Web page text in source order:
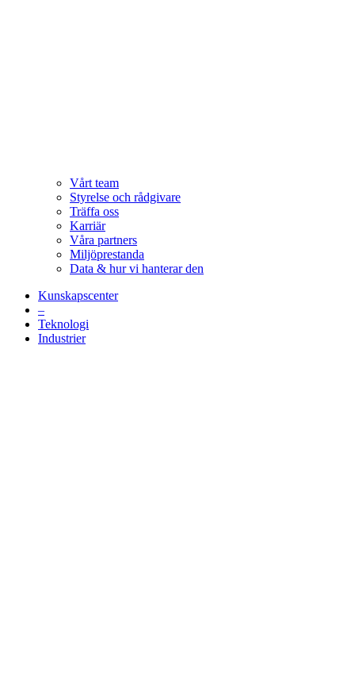
Vårt team
Styrelse och rådgivare
Träffa oss
Karriär
Våra partners
Miljöprestanda
Data & hur vi hanterar den
Kunskapscenter
–
Teknologi
Industrier